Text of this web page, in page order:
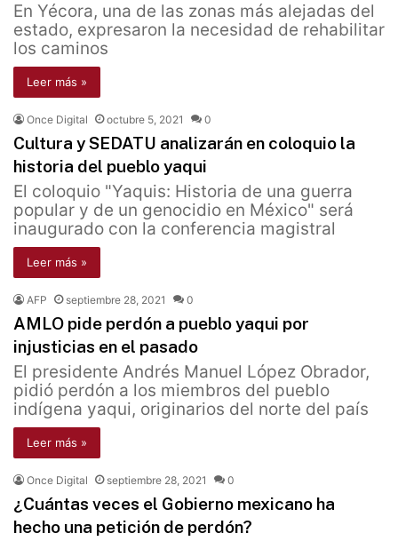
En Yécora, una de las zonas más alejadas del
estado, expresaron la necesidad de rehabilitar
los caminos
Leer más »
Once Digital octubre 5, 2021 0
Cultura y SEDATU analizarán en coloquio la
historia del pueblo yaqui
El coloquio "Yaquis: Historia de una guerra
popular y de un genocidio en México" será
inaugurado con la conferencia magistral
Leer más »
AFP septiembre 28, 2021 0
AMLO pide perdón a pueblo yaqui por
injusticias en el pasado
El presidente Andrés Manuel López Obrador,
pidió perdón a los miembros del pueblo
indígena yaqui, originarios del norte del país
Leer más »
Once Digital septiembre 28, 2021 0
¿Cuántas veces el Gobierno mexicano ha
hecho una petición de perdón?